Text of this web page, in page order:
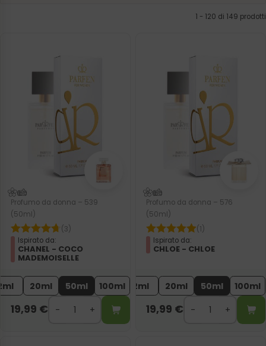
1 - 120 di 149 prodotti
Profumo da donna – 539
(50ml)
(3)
Ispirato da:
CHANEL - COCO
MADEMOISELLE
20ml 50ml 100ml
19,99 €
Profumo da donna – 576
(50ml)
(1)
Ispirato da:
CHLOE - CHLOE
2ml 20ml 50ml 100ml
19,99 €